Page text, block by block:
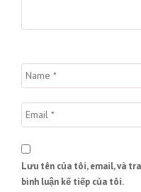
Lưu tên của tôi, email, và
bình luận kế tiếp của tôi.